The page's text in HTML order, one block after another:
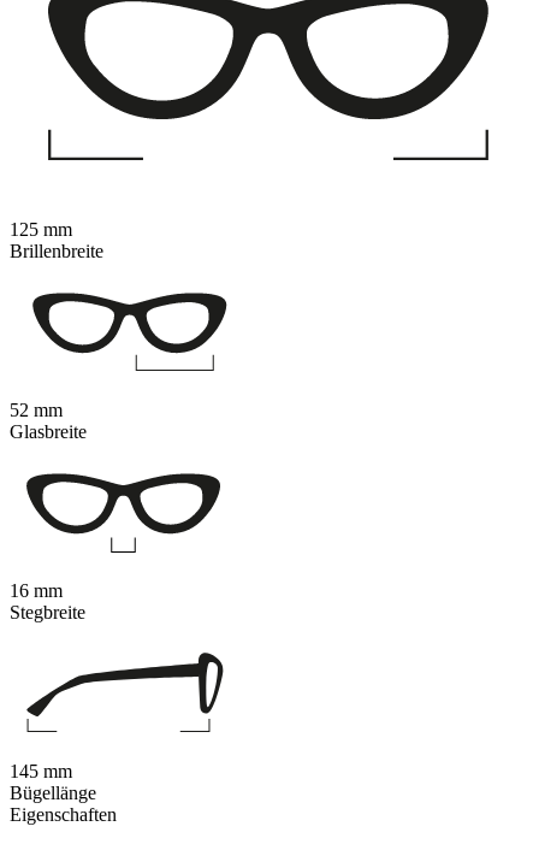
Eigenschaften
125 mm
Brillenbreite
52 mm
Glasbreite
16 mm
Stegbreite
145 mm
Bügellänge